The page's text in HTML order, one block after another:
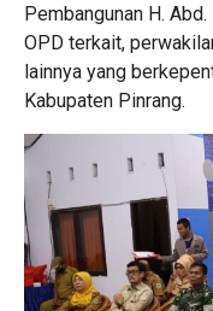
Pembangunan H.
OPD terkait,
lainnya yang
Kabupaten Pinrang.